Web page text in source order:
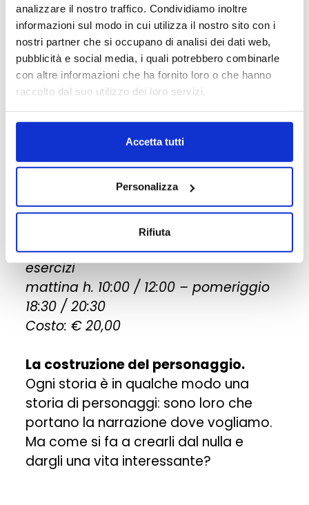
analizzare il nostro traffico. Condividiamo inoltre
informazioni sul modo in cui utilizza il nostro sito con i
nostri partner che si occupano di analisi dei dati web,
pubblicità e social media, i quali potrebbero combinarle
con altre informazioni che ha fornito loro o che hanno
raccolto dal suo utilizzo dei loro servizi.
Accetta tutti
Personalizza
Rifiuta
18:30 / 20:30
Costo: € 20,00
Le strutture narrative.
Le storie sono tra loro tutte differenti,
ma le strutture su cui poggiano sono
invece simili. Conoscerle vuol dire
efficaci.
2 - giovedì 16 luglio
Seconda lezione: durata 2 ore con
esercizi
mattina h. 10:00 / 12:00 – pomeriggio
18:30 / 20:30
Costo: € 20,00
La costruzione del personaggio.
Ogni storia è in qualche modo una
storia di personaggi: sono loro che
portano la narrazione dove vogliamo.
Ma come si fa a crearli dal nulla e
dargli una vita interessante?